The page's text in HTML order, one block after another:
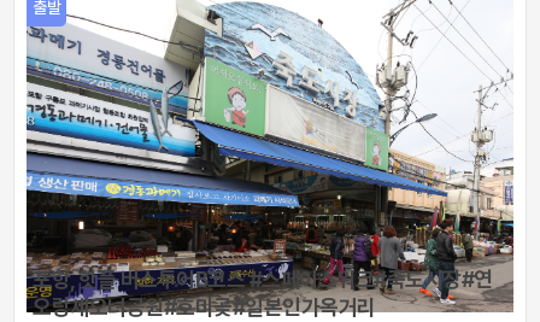
출발
포항, 핫플 버스투어B코스 #스페이스워크#죽도시장#연
오랑세오녀공원#호미곶#일본인가옥거리